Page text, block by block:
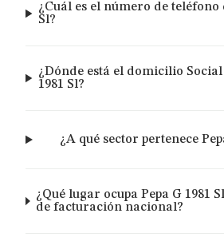
¿Cuál es el número de teléfono
Sl?
¿Dónde está el domicilio Social
1981 Sl?
¿A qué sector pertenece
¿Qué lugar ocupa Pepa G 1981
de facturación nacional?